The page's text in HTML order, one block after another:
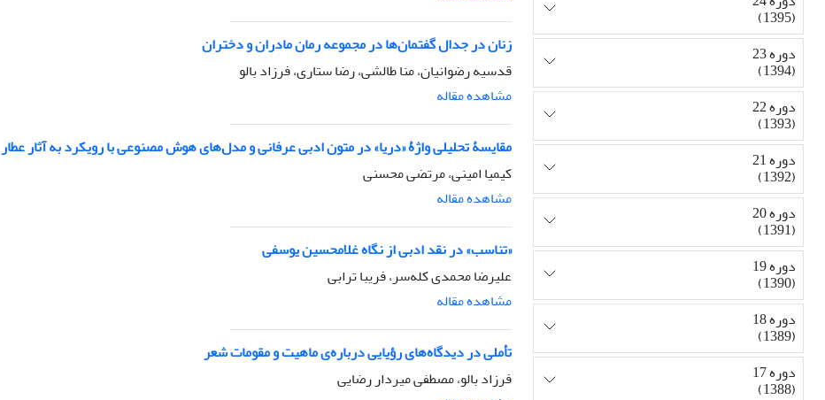
زنان در جدال گفتمان‌ها در مجموعه رمان مادران و دختران
قدسیه رضوانیان، منا طالشی، رضا ستاری، فرزاد بالو
مشاهده مقاله
مقایسۀ تحلیلی واژۀ «دریا» در متون ادبی عرفانی و مدل‌های هوش مصنوعی با رویکرد به آثار عطار
کیمیا امینی، مرتضی محسنی
مشاهده مقاله
«تناسب» در نقد ادبی از نگاه غلامحسین یوسفی
علیرضا محمدی کله‌سر، فریبا ترابی
مشاهده مقاله
تأملی در دیدگاه‌های رؤیایی درباره‌ی ماهیت و مقومات شعر
فرزاد بالو، مصطفی میردار رضایی
(1395)
دوره 23
(1394)
دوره 22
(1393)
دوره 21
(1392)
دوره 20
(1391)
دوره 19
(1390)
دوره 18
(1389)
دوره 17
(1388)